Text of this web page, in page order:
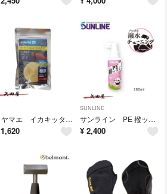
ミヤマエ イカキッタン2 夜光 （5055）
1,620
SUNLINE
サンライン PE 撥ッスル SO-80 100ml (5753)
¥ 2,400